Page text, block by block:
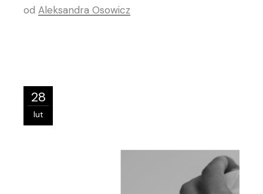
od Aleksandra Osowicz
28
lut